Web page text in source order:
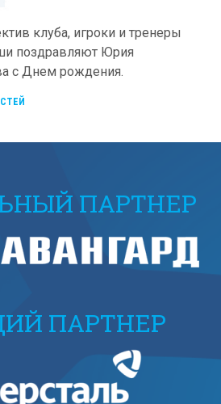
клуба, игроки и тренеры
поздравляют Юрия
с Днем рождения.
ПАРТНЕР
ПАРТНЕР